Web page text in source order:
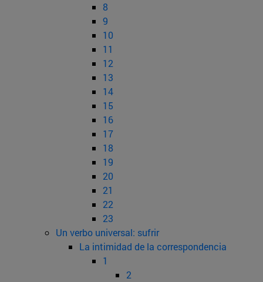
8
9
10
11
12
13
14
15
16
17
18
19
20
21
22
23
Un verbo universal: sufrir
La intimidad de la correspondencia
1
2